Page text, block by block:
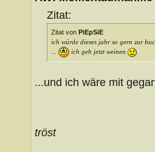
Zitat:
Zitat von PiEpSiE
ich würde dieses jahr so gern zur
ich geh jetzt weinen
...und ich wäre mit
tröst